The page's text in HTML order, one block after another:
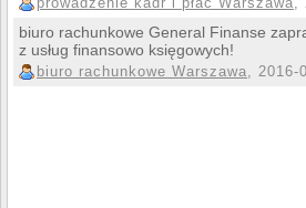
biuro rachunkowe General Finanse
z usług finansowo księgowych!
biuro rachunkowe Warszawa, 2016-